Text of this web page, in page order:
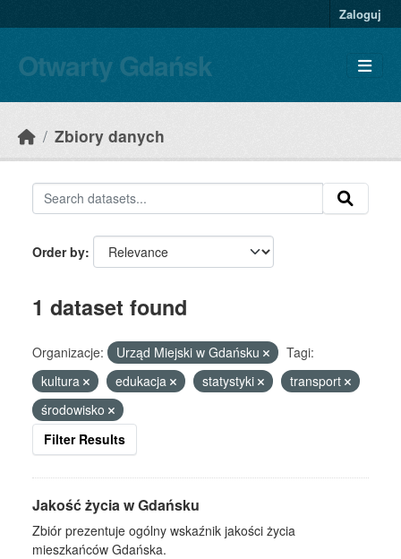
Zaloguj
Otwarty Gdańsk
Zbiory danych
Order by
1 dataset found
Organizacje: Urząd Miejski w Gdańsku
Tagi:
kultura
edukacja statystyki
transport
środowisko
Filter Results
Jakość życia w Gdańsku
Zbiór prezentuje ogólny wskaźnik jakości życia
mieszkańców Gdańska.